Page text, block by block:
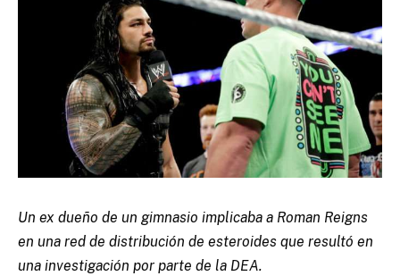
Un ex dueño de un gimnasio implicaba a Roman Reigns
en una red de distribución de esteroides que resultó en
una investigación por parte de la DEA.